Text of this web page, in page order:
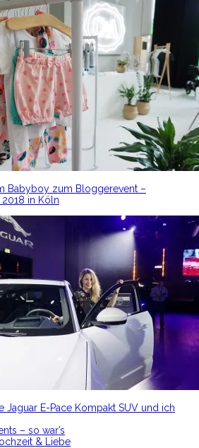
Babyboy zum Bloggerevent –
in Köln
Jaguar E-Pace Kompakt SUV und ich
– so war’s
& Liebe